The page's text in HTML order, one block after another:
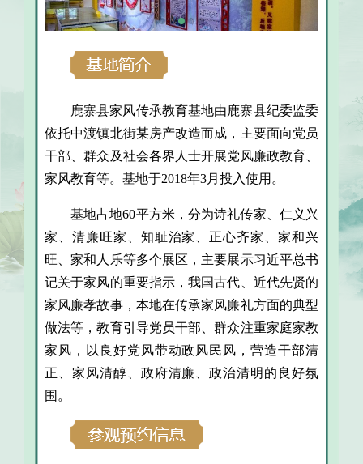
鹿寨县家风传承教育基地由鹿寨县纪委监委
依托中渡镇北街某房产改造而成，主要面向党员
干部、群众及社会各界人士开展党风廉政教育、
家风教育等。基地于2018年3月投入使用。
基地占地60平方米，分为诗礼传家、仁义兴
家、清廉旺家、知耻治家、正心齐家、家和兴
旺、家和人乐等多个展区，主要展示习近平总书
记关于家风的重要指示，我国古代、近代先贤的
家风廉孝故事，本地在传承家风廉礼方面的典型
做法等，教育引导党员干部、群众注重家庭家教
家风，以良好党风带动政风民风，营造干部清
正、家风清醇、政府清廉、政治清明的良好氛
围。